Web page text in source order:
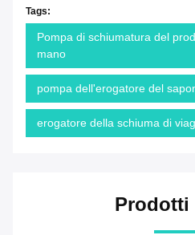
Tags:
Pompa di schiumatura del
mano
pompa dell'erogatore del
erogatore della schiuma di
Prodotti